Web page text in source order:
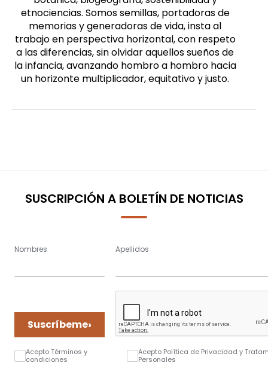
etnociencias. Somos semillas, portadoras de
memorias y generadoras de vida, insta al
trabajo en perspectiva horizontal, con respeto
a las diferencias, sin olvidar aquellos sueños de
la infancia, avanzando hombro a hombro hacia
un horizonte multiplicador, equitativo y justo.
SUSCRIPCIÓN A BOLETÍN DE NOTICIAS
Nombres Apellidos
Suscríbeme›
Acepto Términos y
condiciones
Acepto Política de Privacidad y
Personales